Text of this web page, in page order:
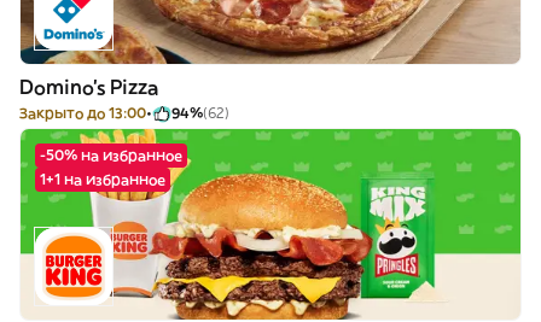
Domino's Pizza
Закрыто до 13:00 94%(62)
-50% на избранное
1+1 на избранное